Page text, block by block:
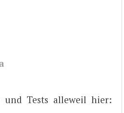
und Tests alleweil hier: